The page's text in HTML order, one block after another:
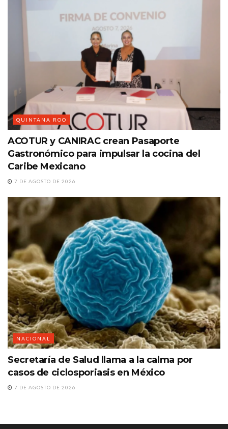
QUINTANA ROO
ACOTUR y CANIRAC crean Pasaporte
Gastronómico para impulsar la cocina del
Caribe Mexicano
7 DE AGOSTO DE 2026
NACIONAL
Secretaría de Salud llama a la calma por
casos de ciclosporiasis en México
7 DE AGOSTO DE 2026